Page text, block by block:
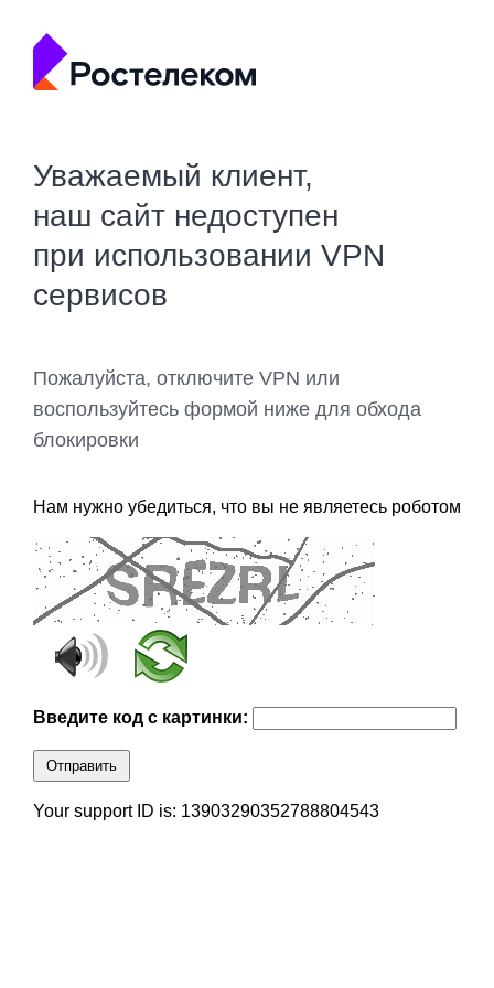
Уважаемый клиент,
наш сайт недоступен
при использовании VPN
сервисов
Пожалуйста, отключите VPN или
воспользуйтесь формой ниже для обхода
блокировки
Нам нужно убедиться, что вы не являетесь роботом
Введите код с картинки:
Отправить
Your support ID is: 13903290352788804543